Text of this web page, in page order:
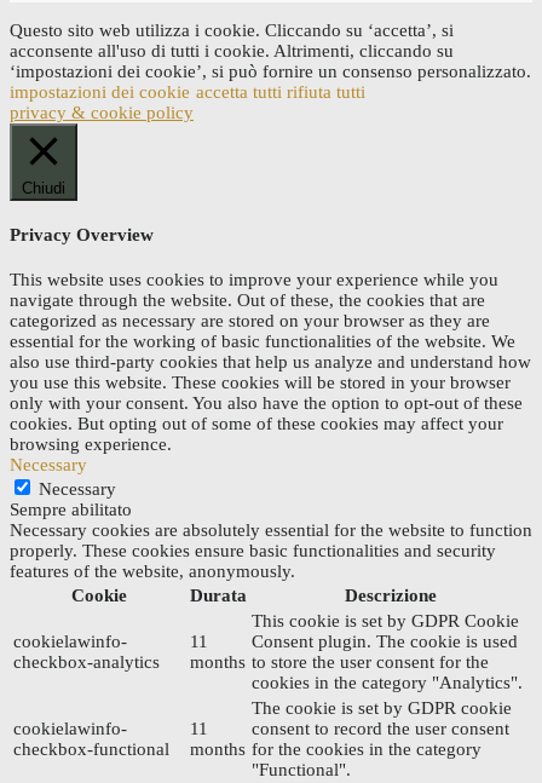
Questo sito web utilizza i cookie. Cliccando su ‘accetta’, si
acconsente all'uso di tutti i cookie. Altrimenti, cliccando su
‘impostazioni dei cookie’, si può fornire un consenso personalizzato.
impostazioni dei cookie accetta tutti rifiuta tutti
privacy & cookie policy
Chiudi
Privacy Overview
This website uses cookies to improve your experience while you
navigate through the website. Out of these, the cookies that are
categorized as necessary are stored on your browser as they are
essential for the working of basic functionalities of the website. We
also use third-party cookies that help us analyze and understand how
you use this website. These cookies will be stored in your browser
only with your consent. You also have the option to opt-out of these
cookies. But opting out of some of these cookies may affect your
browsing experience.
Necessary
Necessary
Sempre abilitato
Necessary cookies are absolutely essential for the website to function
properly. These cookies ensure basic functionalities and security
features of the website, anonymously.
Cookie
Durata Descrizione
cookielawinfo-
checkbox-analytics
11
months
This cookie is set by GDPR Cookie
Consent plugin. The cookie is used
to store the user consent for the
cookies in the category "Analytics".
cookielawinfo-
checkbox-functional
11
months
The cookie is set by GDPR cookie
consent to record the user consent
for the cookies in the category
"Functional".